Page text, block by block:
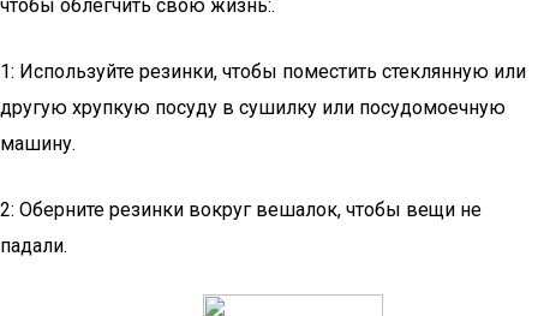
чтобы облегчить свою жизнь:.
1: Используйте резинки, чтобы поместить стеклянную или
другую хрупкую посуду в сушилку или посудомоечную
машину.
2: Оберните резинки вокруг вешалок, чтобы вещи не
падали.